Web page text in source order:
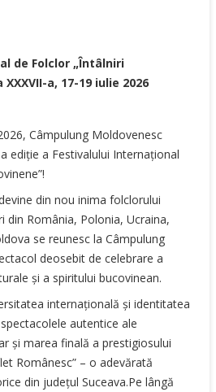
de Folclor „Întâlniri
a, 17-19 iulie 2026
Câmpulung Moldovenesc
ediție a Festivalului Internațional
din nou inima folclorului
din România, Polonia, Ucraina,
se reunesc la Câmpulung
deosebit de celebrare a
și a spiritului bucovinean.
internațională și identitatea
autentice ale
și marea finală a prestigiosului
Românesc” – o adevărată
din județul Suceava.Pe lângă